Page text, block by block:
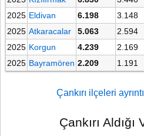
2025 Eldivan 6.198 3.148
2025 Atkaracalar 5.063 2.594
2025 Korgun 4.239 2.169
2025 Bayramören 2.209 1.191
Çankırı ilçeleri
Çankırı